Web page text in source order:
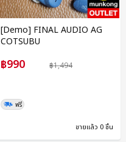
[Demo] FINAL AUDIO AG
COTSUBU
฿990 ฿1,494
ฟรี
ขายแล้ว 0 ชิ้น